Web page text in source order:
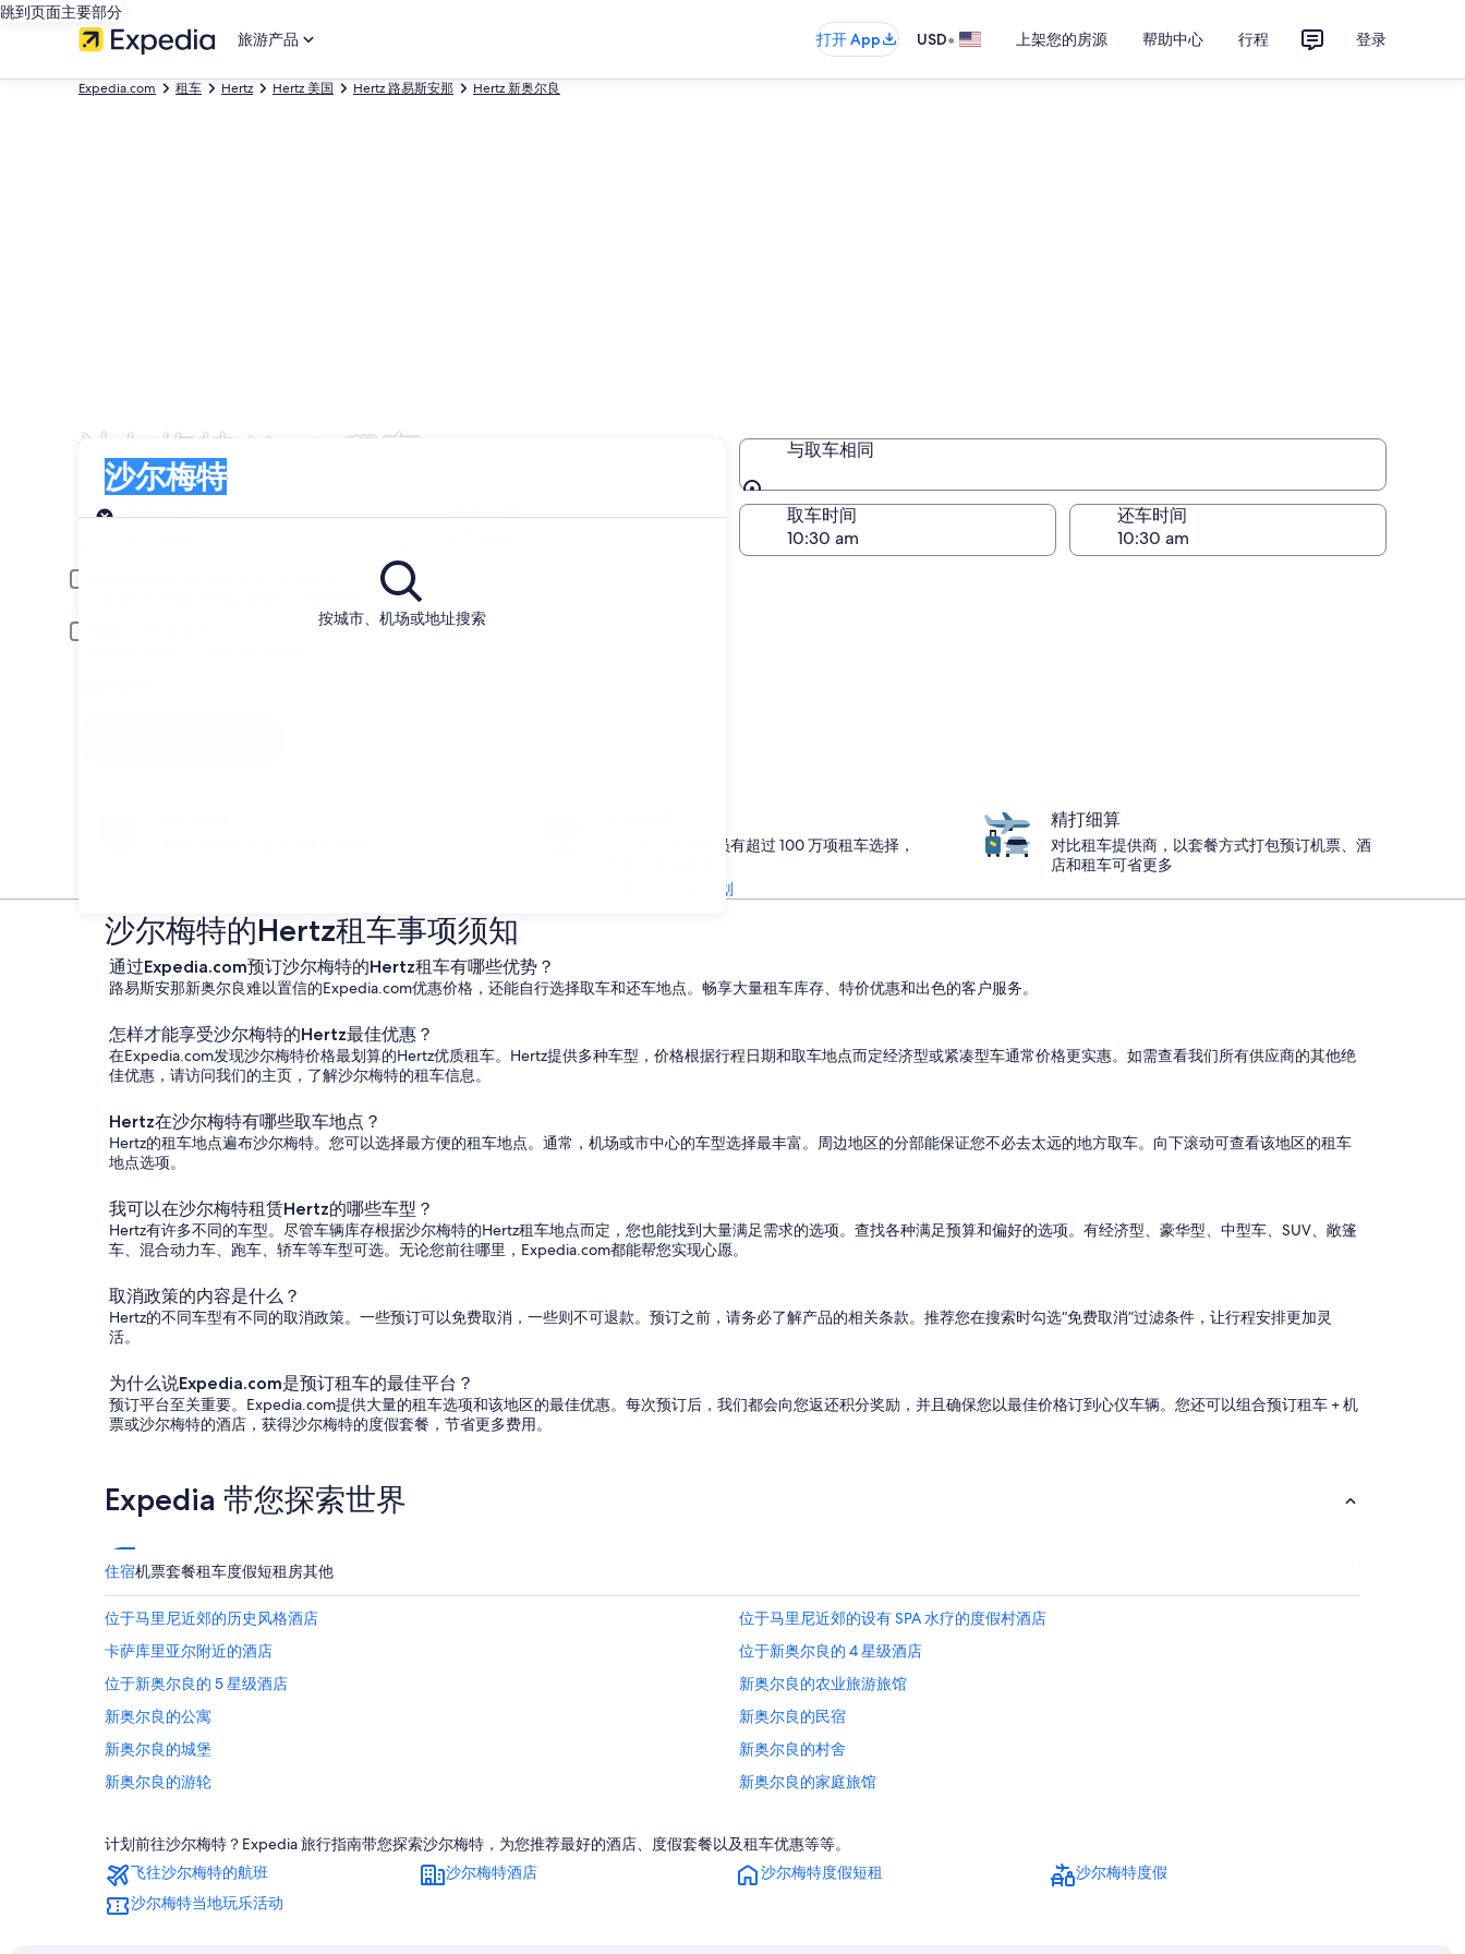
跳到页面主要部分
旅游产品
打开 App USD• 上架您的房源 帮助中心 行程 登录
Expedia.com 租车 Hertz Hertz 美国 Hertz 路易斯安那 Hertz 新奥尔良
沙尔梅特 Hertz租车
取车
按城市、机场或地址搜索
沙尔梅特
取车
与取车相同
与取车相同
取车日期
还车日期
取车时间 还车时间
One Key 计划会员有超过 100 万项租车选择，
了解 One Key 计划
精打细算
对比租车提供商，以套餐方式打包预订机票、酒
店和租车可省更多
沙尔梅特的Hertz租车事项须知
通过Expedia.com预订沙尔梅特的Hertz租车有哪些优势？
路易斯安那新奥尔良难以置信的Expedia.com优惠价格，还能自行选择取车和还车地点。畅享大量租车库存、特价优惠和出色的客户服务。
怎样才能享受沙尔梅特的Hertz最佳优惠？
在Expedia.com发现沙尔梅特价格最划算的Hertz优质租车。Hertz提供多种车型，价格根据行程日期和取车地点而定经济型或紧凑型车通常价格更实惠。如需查看我们所有供应商的其他绝
佳优惠，请访问我们的主页，了解沙尔梅特的租车信息。
Hertz在沙尔梅特有哪些取车地点？
Hertz的租车地点遍布沙尔梅特。您可以选择最方便的租车地点。通常，机场或市中心的车型选择最丰富。周边地区的分部能保证您不必去太远的地方取车。向下滚动可查看该地区的租车
地点选项。
我可以在沙尔梅特租赁Hertz的哪些车型？
Hertz有许多不同的车型。尽管车辆库存根据沙尔梅特的Hertz租车地点而定，您也能找到大量满足需求的选项。查找各种满足预算和偏好的选项。有经济型、豪华型、中型车、SUV、敞篷
车、混合动力车、跑车、轿车等车型可选。无论您前往哪里，Expedia.com都能帮您实现心愿。
取消政策的内容是什么？
Hertz的不同车型有不同的取消政策。一些预订可以免费取消，一些则不可退款。预订之前，请务必了解产品的相关条款。推荐您在搜索时勾选“免费取消”过滤条件，让行程安排更加灵
活。
为什么说Expedia.com是预订租车的最佳平台？
预订平台至关重要。Expedia.com提供大量的租车选项和该地区的最佳优惠。每次预订后，我们都会向您返还积分奖励，并且确保您以最佳价格订到心仪车辆。您还可以组合预订租车 + 机
票或沙尔梅特的酒店，获得沙尔梅特的度假套餐，节省更多费用。
Expedia 带您探索世界
住宿机票套餐租车度假短租房其他
位于马里尼近郊的历史风格酒店
位于马里尼近郊的设有 SPA 水疗的度假村酒店
卡萨库里亚尔附近的酒店
位于新奥尔良的 4 星级酒店
位于新奥尔良的 5 星级酒店
新奥尔良的农业旅游旅馆
新奥尔良的公寓
新奥尔良的民宿
新奥尔良的城堡
新奥尔良的村舍
新奥尔良的游轮
新奥尔良的家庭旅馆
位于新奥尔良的娱乐场酒店
位于新奥尔良的经济型酒店
位于新奥尔良的家庭式酒店
位于新奥尔良的豪华酒店
位于新奥尔良的水上乐园酒店
计划前往沙尔梅特？Expedia 旅行指南带您探索沙尔梅特，为您推荐最好的酒店、度假套餐以及租车优惠等等。
飞往沙尔梅特的航班
沙尔梅特酒店 沙尔梅特度假短租
沙尔梅特度假
沙尔梅特当地玩乐活动